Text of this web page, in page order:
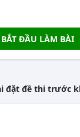
BẮT ĐẦU LÀM BÀI
đặt đề thi trước